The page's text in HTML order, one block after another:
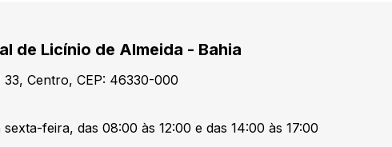
de Licínio de Almeida - Bahia
Centro, CEP: 46330-000
feira, das 08:00 às 12:00 e das 14:00 às 17:00